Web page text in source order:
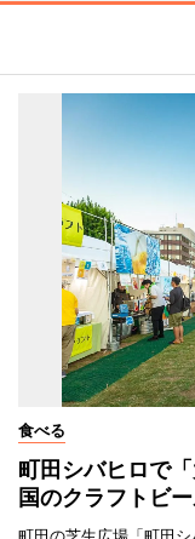
食べる
町田シバヒロで
国のクラフトビ